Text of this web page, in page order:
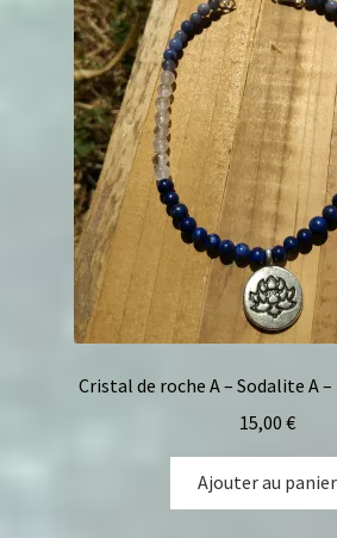
Cristal de roche A – Sodalite A
15,00 €
Ajouter au panier